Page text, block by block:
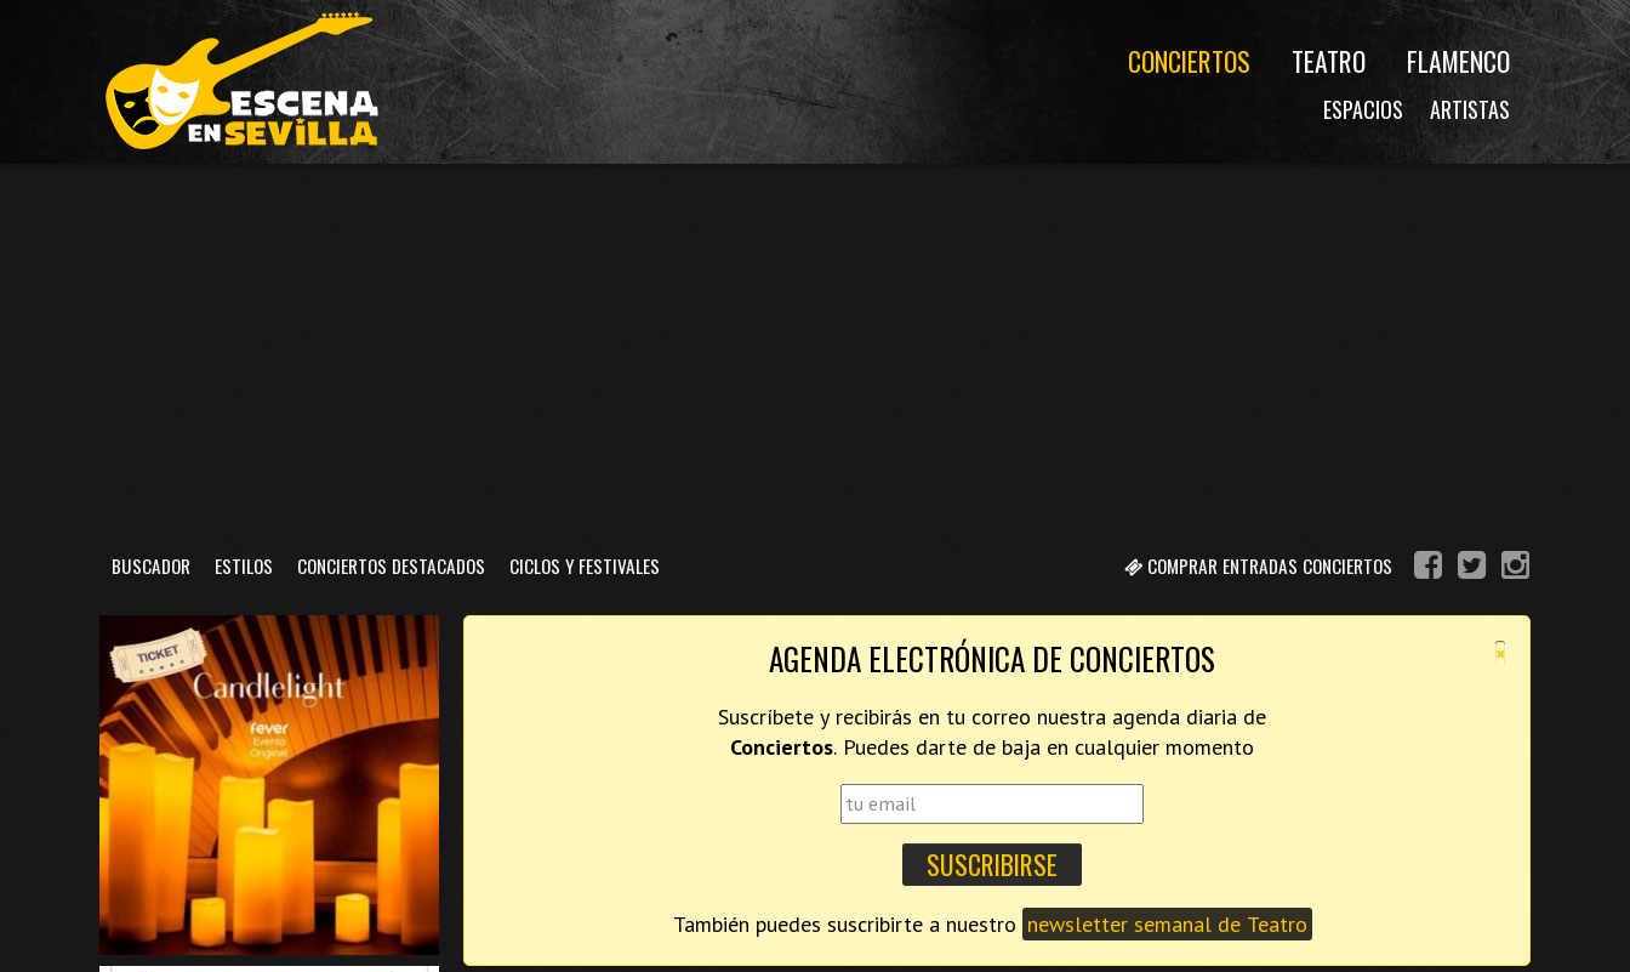
CONCIERTOS TEATRO FLAMENCO
ESPACIOS ARTISTAS
COMPRAR ENTRADAS CONCIERTOS
BUSCADOR ESTILOS CONCIERTOS DESTACADOS CICLOS Y FESTIVALES
×
AGENDA ELECTRÓNICA DE CONCIERTOS
Suscríbete y recibirás en tu correo nuestra agenda diaria de
Conciertos. Puedes darte de baja en cualquier momento
También puedes suscribirte a nuestro newsletter semanal de Teatro